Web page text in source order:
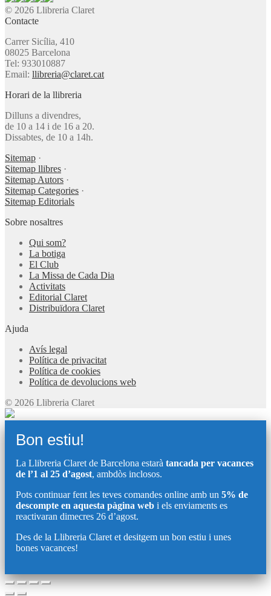
© 2026 Llibreria Claret
Contacte
Carrer Sicília, 410
08025 Barcelona
Tel: 933010887
Email: llibreria@claret.cat
Horari de la llibreria
Dilluns a divendres,
de 10 a 14 i de 16 a 20.
Dissabtes, de 10 a 14h.
Sitemap ·
Sitemap llibres ·
Sitemap Autors ·
Sitemap Categories ·
Sitemap Editorials
Sobre nosaltres
Qui som?
La botiga
El Club
La Missa de Cada Dia
Activitats
Editorial Claret
Distribuïdora Claret
Ajuda
Avís legal
Política de privacitat
Política de cookies
Política de devolucions web
© 2026 Llibreria Claret
Bon estiu!
La Llibreria Claret de Barcelona estarà tancada per vacances
de l’1 al 25 d’agost, ambdòs inclosos.
Pots continuar fent les teves comandes online amb un 5% de
descompte en aquesta pàgina web i els enviaments es
reactivaran dimecres 26 d’agost.
Des de la Llibreria Claret et desitgem un bon estiu i unes
bones vacances!